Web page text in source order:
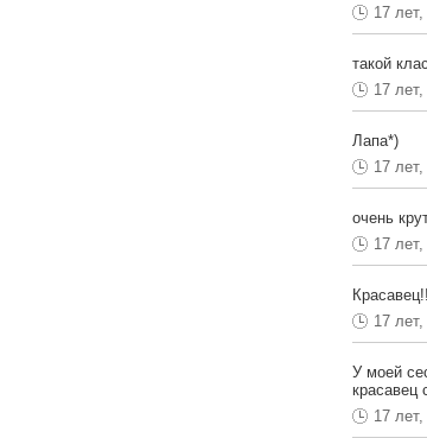
17
такой
17
Лапа*)
17
очень
17
17
У моей
красавец
17